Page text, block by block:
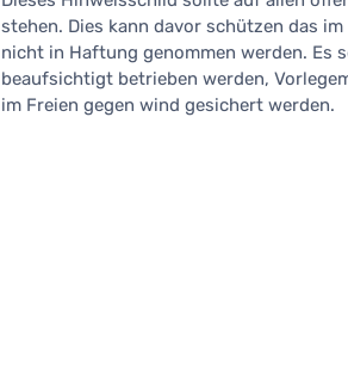
stehen. Dies kann davor schützen das
nicht in Haftung genommen werden. Es
beaufsichtigt betrieben werden,
im Freien gegen wind gesichert werden.